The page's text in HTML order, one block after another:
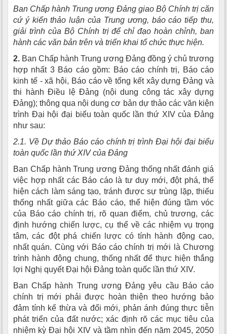
Ban Chấp hành Trung ương Đảng giao Bộ Chính trị căn
cứ ý kiến thảo luận của Trung ương, báo cáo tiếp thu,
giải trình của Bộ Chính trị để chỉ đạo hoàn chỉnh, ban
hành các văn bản trên và triển khai tổ chức thực hiện.
2. Ban Chấp hành Trung ương Đảng đồng ý chủ trương
hợp nhất 3 Báo cáo gồm: Báo cáo chính trị, Báo cáo
kinh tế - xã hội, Báo cáo về tổng kết xây dựng Đảng và
thi hành Điều lệ Đảng (nội dung công tác xây dựng
Đảng); thông qua nội dung cơ bản dự thảo các văn kiện
trình Đại hội đại biểu toàn quốc lần thứ XIV của Đảng
như sau:
2.1. Về Dự thảo Báo cáo chính trị trình Đại hội đại biểu
toàn quốc lần thứ XIV của Đảng
Ban Chấp hành Trung ương Đảng thống nhất đánh giá
việc hợp nhất các Báo cáo là tư duy mới, đột phá, thể
hiện cách làm sáng tạo, tránh được sự trùng lặp, thiếu
thống nhất giữa các Báo cáo, thể hiện đúng tầm vóc
của Báo cáo chính trị, rõ quan điểm, chủ trương, các
định hướng chiến lược, cụ thể về các nhiệm vụ trọng
tâm, các đột phá chiến lược có tính hành động cao,
nhất quán. Cùng với Báo cáo chính trị mới là Chương
trình hành động chung, thống nhất để thực hiện thắng
lợi Nghị quyết Đại hội Đảng toàn quốc lần thứ XIV.
Ban Chấp hành Trung ương Đảng yêu cầu Báo cáo
chính trị mới phải được hoàn thiện theo hướng bảo
đảm tính kế thừa và đổi mới, phản ánh đúng thực tiễn
phát triển của đất nước; xác định rõ các mục tiêu của
nhiệm kỳ Đại hội XIV và tầm nhìn đến năm 2045, 2050